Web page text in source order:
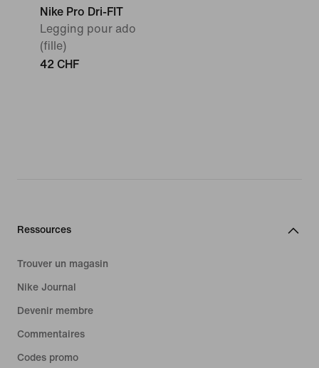
Nike Pro Dri-FIT
Legging pour ado
(fille)
42 CHF
Ressources
Trouver un magasin
Nike Journal
Devenir membre
Commentaires
Codes promo